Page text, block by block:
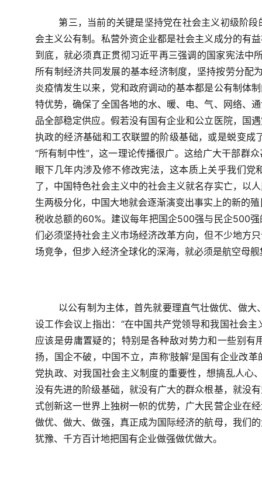
第三，当前的关键是坚持党在社会主义初级阶
会主义公有制。私营外资企业都是社会主义成分的有
到底，就必须真正贯彻习近平再三强调的国家宪法中
所有制经济共同发展的基本经济制度，坚持按劳分配
炎疫情发生以来，党和政府调动的基本都是公有制体
特优势，确保了全国各地的水、暖、电、气、网络、
品全部稳定供应。假若没有国有企业和公立医院，国
执政的经济基础和工农联盟的阶级基础，或是蜕变
“所有制中性”，这一理论传播很广。这给广大干部群
眼下几年内涉及修不修改宪法，这本质上关乎我们
了，中国特色社会主义中的社会主义就名存实亡，以
生两极分化，中国大地就会逐渐演变出事实上的新的
税收总额的60%。建议每年把国企500强与民企500强
们必须坚持社会主义市场经济改革方向，但不少地方
场竞争，但步入经济全球化的深海，就必须是航空母
以公有制为主体，首先就要理直气壮做优、做大
设工作会议上指出：“在中国共产党领导和我国社会
应该是毋庸置疑的；特别是各种敌对势力和一些别
扬，国企不破，中国不立，声称‘肢解’是国有企业改
党执政、对我国社会主义制度的重要性，想搞乱人心
没有先进的阶级基础，就没有广大的群众根基，就没
式创新这一世界上独树一帜的优势，广大民营企业在
做优、做大、做强，真正成为国际经济的航母，我们
犹豫、千方百计地把国有企业做强做优做大。